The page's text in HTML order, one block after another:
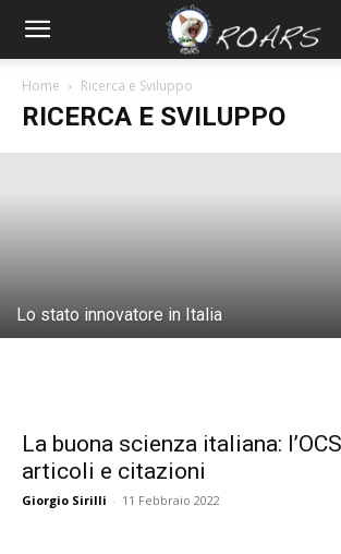
Home Ricerca e Sviluppo
RICERCA E SVILUPPO
Il problema della ricerca
Francesco Sylos Labini - 6 Luglio 2026
Lo stato innovatore in Italia
La buona scienza italiana:
articoli e citazioni
Giorgio Sirilli - 11 Febbraio 2022